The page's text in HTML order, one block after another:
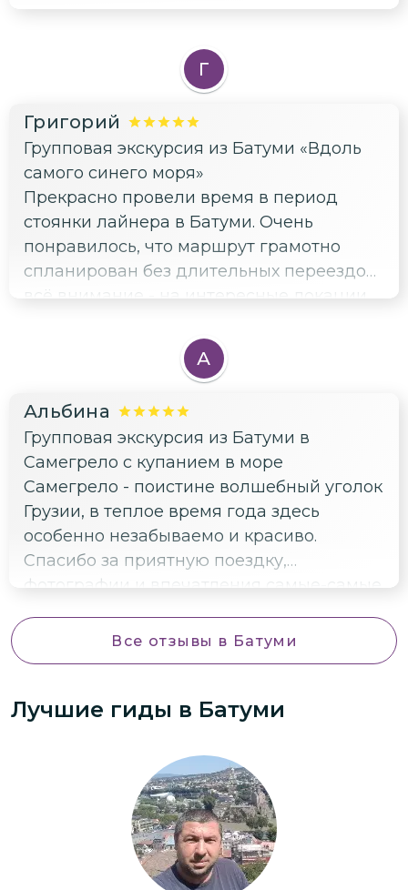
Г
Григорий
Групповая экскурсия из Батуми «Вдоль
самого синего моря»
Прекрасно провели время в период
стоянки лайнера в Батуми. Очень
понравилось, что маршрут грамотно
спланирован без длительных переездов,
всё внимание - на интересные локации.
фактов о Грузии. Благодарим, нас всё
А
Альбина
Групповая экскурсия из Батуми в
Самегрело с купанием в море
Самегрело - поистине волшебный уголок
Грузии, в теплое время года здесь
особенно незабываемо и красиво.
Спасибо за приятную поездку,
фотографии и впечатления самые-самые
порекомендовать друзьям.
Все отзывы в Батуми
Лучшие гиды в Батуми